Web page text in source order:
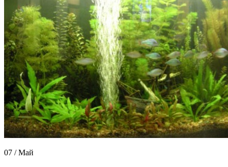
07 / Май